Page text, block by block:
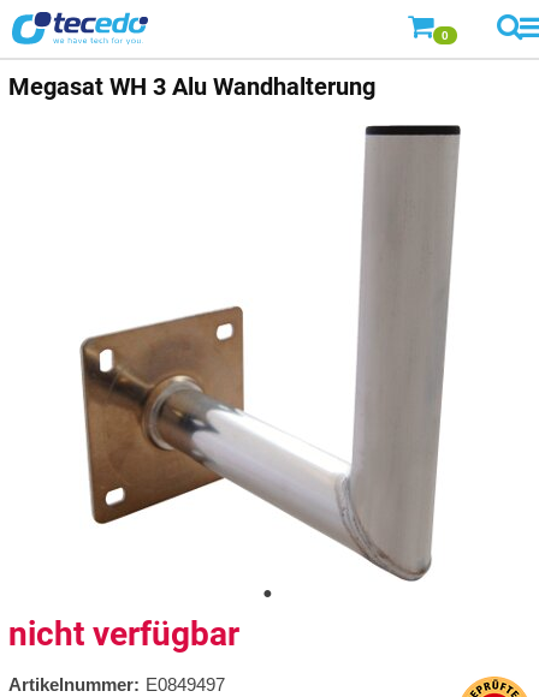
0
Megasat WH 3 Alu Wandhalterung
nicht verfügbar
Artikelnummer: E0849497